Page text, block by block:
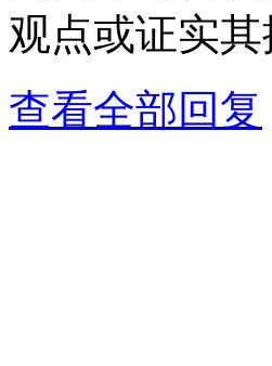
观点或证实其
查看全部回复